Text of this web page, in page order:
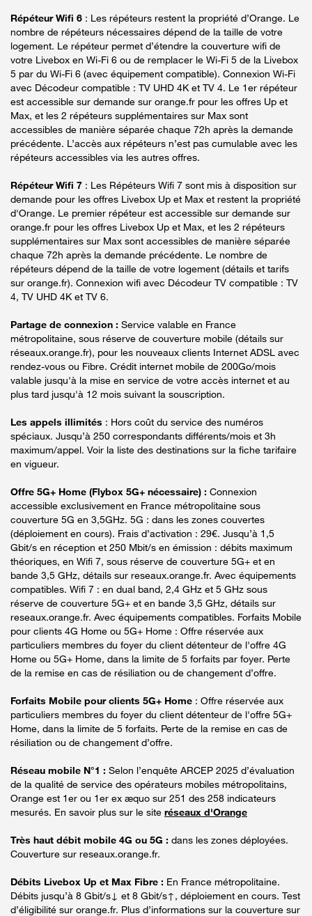
Répéteur Wifi 6 : Les répéteurs restent la propriété d’Orange. Le
nombre de répéteurs nécessaires dépend de la taille de votre
logement. Le répéteur permet d’étendre la couverture wifi de
votre Livebox en Wi-Fi 6 ou de remplacer le Wi-Fi 5 de la Livebox
5 par du Wi-Fi 6 (avec équipement compatible). Connexion Wi-Fi
avec Décodeur compatible : TV UHD 4K et TV 4. Le 1er répéteur
est accessible sur demande sur orange.fr pour les offres Up et
Max, et les 2 répéteurs supplémentaires sur Max sont
accessibles de manière séparée chaque 72h après la demande
précédente. L’accès aux répéteurs n’est pas cumulable avec les
répéteurs accessibles via les autres offres.
Répéteur Wifi 7 : Les Répéteurs Wifi 7 sont mis à disposition sur
demande pour les offres Livebox Up et Max et restent la propriété
d'Orange. Le premier répéteur est accessible sur demande sur
orange.fr pour les offres Livebox Up et Max, et les 2 répéteurs
supplémentaires sur Max sont accessibles de manière séparée
chaque 72h après la demande précédente. Le nombre de
répéteurs dépend de la taille de votre logement (détails et tarifs
sur orange.fr). Connexion wifi avec Décodeur TV compatible : TV
4, TV UHD 4K et TV 6.
Partage de connexion : Service valable en France
métropolitaine, sous réserve de couverture mobile (détails sur
réseaux.orange.fr), pour les nouveaux clients Internet ADSL avec
rendez-vous ou Fibre. Crédit internet mobile de 200Go/mois
valable jusqu'à la mise en service de votre accès internet et au
plus tard jusqu'à 12 mois suivant la souscription.
Les appels illimités : Hors coût du service des numéros
spéciaux. Jusqu’à 250 correspondants différents/mois et 3h
maximum/appel. Voir la liste des destinations sur la fiche tarifaire
en vigueur.
Offre 5G+ Home (Flybox 5G+ nécessaire) : Connexion
accessible exclusivement en France métropolitaine sous
couverture 5G en 3,5GHz. 5G : dans les zones couvertes
(déploiement en cours). Frais d’activation : 29€. Jusqu’à 1,5
Gbit/s en réception et 250 Mbit/s en émission : débits maximum
théoriques, en Wifi 7, sous réserve de couverture 5G+ et en
bande 3,5 GHz, détails sur reseaux.orange.fr. Avec équipements
compatibles. Wifi 7 : en dual band, 2,4 GHz et 5 GHz sous
réserve de couverture 5G+ et en bande 3,5 GHz, détails sur
reseaux.orange.fr. Avec équipements compatibles. Forfaits Mobile
pour clients 4G Home ou 5G+ Home : Offre réservée aux
particuliers membres du foyer du client détenteur de l'offre 4G
Home ou 5G+ Home, dans la limite de 5 forfaits par foyer. Perte
de la remise en cas de résiliation ou de changement d’offre.
Forfaits Mobile pour clients 5G+ Home : Offre réservée aux
particuliers membres du foyer du client détenteur de l'offre 5G+
Home, dans la limite de 5 forfaits. Perte de la remise en cas de
résiliation ou de changement d’offre.
Réseau mobile N°1 : Selon l’enquête ARCEP 2025 d’évaluation
de la qualité de service des opérateurs mobiles métropolitains,
Orange est 1er ou 1er ex æquo sur 251 des 258 indicateurs
mesurés. En savoir plus sur le site réseaux d'Orange
Très haut débit mobile 4G ou 5G : dans les zones déployées.
Couverture sur reseaux.orange.fr.
Débits Livebox Up et Max Fibre : En France métropolitaine.
Débits jusqu’à 8 Gbit/s↓ et 8 Gbit/s↑, déploiement en cours. Test
d’éligibilité sur orange.fr. Plus d’informations sur la couverture sur